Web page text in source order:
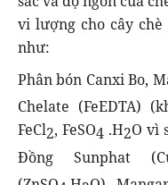
vi lượng cho cây
như:
Phân bón Canxi Bo,
Chelate (FeEDTA)
FeCl2, FeSO4.H2O vì
Đồng Sunphat